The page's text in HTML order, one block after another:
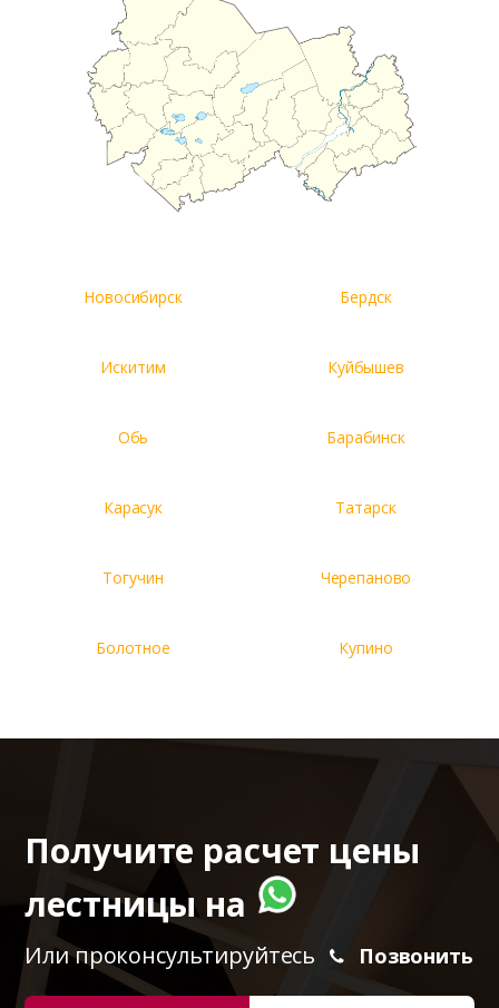
Новосибирск Бердск
Искитим Куйбышев
Обь Барабинск
Карасук Татарск
Тогучин Черепаново
Болотное Купино
Получите расчет цены
лестницы на
Или проконсультируйтесь Позвонить